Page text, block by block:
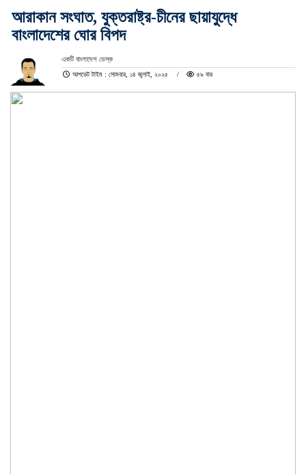
আরাকান সংঘাত, যুক্তরাষ্ট্র-চীনের ছায়াযুদ্ধে
বাংলাদেশের ঘোর বিপদ
একটি বাংলাদেশ ডেস্ক
আপডেট টাইম : সোমবার, ১৪ জুলাই, ২০২৫ ৫৯ বার